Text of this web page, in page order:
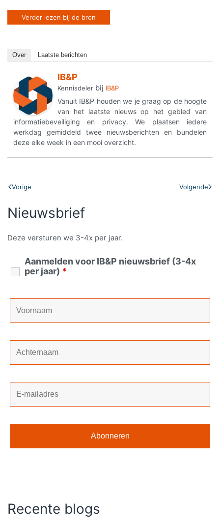
Verder lezen bij de bron
Over Laatste berichten
IB&P
Kennisdeler bij IB&P
Vanuit IB&P houden we je graag op de hoogte
van het laatste nieuws op het gebied van
informatiebeveiliging en privacy. We plaatsen iedere
werkdag gemiddeld twee nieuwsberichten en bundelen
deze elke week in een mooi overzicht.
Vorige Volgende
Nieuwsbrief
Deze versturen we 3-4x per jaar.
Aanmelden voor IB&P nieuwsbrief (3-4x
per jaar) *
Recente blogs